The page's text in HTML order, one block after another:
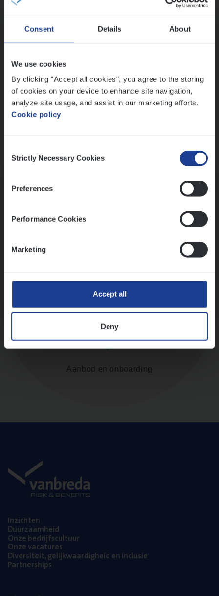
Consent Details About
We use cookies
By clicking “Accept all cookies”, you agree to the storing
of cookies on your device to enhance site navigation,
analyze site usage, and assist in our marketing efforts.
Cookie policy
Selection
Strictly Necessary Cookies
Preferences
Performance Cookies
Marketing
Accept all
Deny
Ons sollicitatieproces
Kennismaking met HR
Diepte-interview met leidinggevende
Aanbod en onboarding
Inzich­ten
Duur­zaam­heid
Onze bedrijfs­cul­tuur
Onze vaca­tu­res
Diver­si­teit, gelijk­waar­dig­heid en inclusie
Part­ner­ships